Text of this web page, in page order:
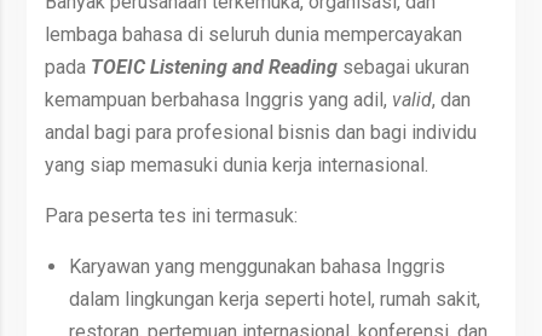
lembaga bahasa di seluruh dunia mempercayakan
pada TOEIC Listening and Readingsebagai ukuran
kemampuan berbahasa Inggris yang adil, valid, dan
andal bagi para profesional bisnis dan bagi individu
yang siap memasuki dunia kerja internasional.
Para peserta tes ini termasuk:
Karyawan yang menggunakan bahasa Inggris
dalam lingkungan kerja seperti hotel, rumah sakit,
restoran, pertemuan internasional, konferensi, dan